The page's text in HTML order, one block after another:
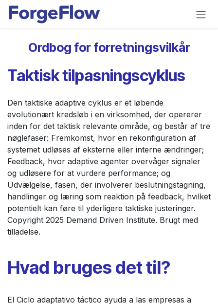
Gå til indhold
Ordbog for forretningsvilkår
Taktisk tilpasningscyklus
Den taktiske adaptive cyklus er et løbende
evolutionært kredsløb i en virksomhed, der opererer
inden for det taktisk relevante område, og består af tre
nøglefaser: Fremkomst, hvor en rekonfiguration af
systemet udløses af eksterne eller interne ændringer;
Feedback, hvor adaptive agenter overvåger signaler
og udløsere for at vurdere performance; og
Udvælgelse, fasen, der involverer beslutningstagning,
handlinger og læring som reaktion på feedback, hvilket
potentielt kan føre til yderligere taktiske justeringer.
Copyright 2025 Demand Driven Institute. Brugt med
tilladelse.
Hvad bruges det til?
El Ciclo adaptativo táctico ayuda a las empresas a